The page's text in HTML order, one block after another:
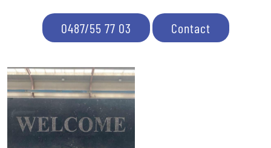
0487/55 77 03 Contact